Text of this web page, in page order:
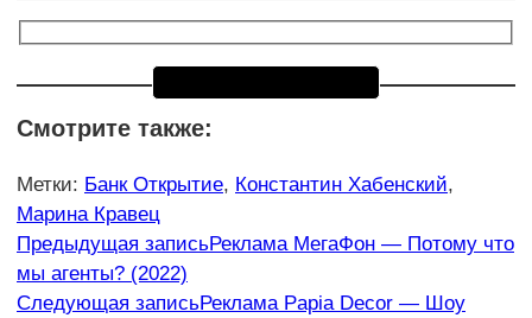
Смотрите также:
Метки: Банк Открытие, Константин Хабенский,
Марина Кравец
Еще
статьи
Предыдущая записьРеклама МегаФон — Потому что
мы агенты? (2022)
Следующая записьРеклама Papia Decor — Шоу